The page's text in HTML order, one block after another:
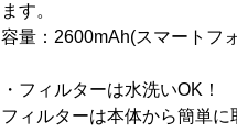
ます。
容量：2600mAh(スマートフ
・フィルターは水洗いOK！
フィルターは本体から簡単